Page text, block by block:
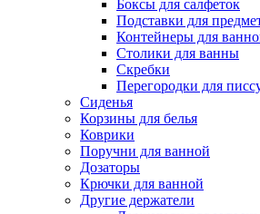
Боксы для салфеток
Подставки для
Контейнеры для
Столики для ванны
Скребки
Перегородки для
Сиденья
Корзины для белья
Коврики
Поручни для ванной
Дозаторы
Крючки для ванной
Другие держатели